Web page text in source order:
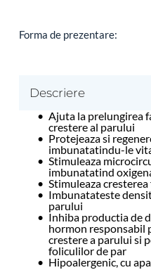
Forma de prezentare:
Descriere
Ajuta la prelungirea
crestere al parului
Protejeaza si
imbunatatindu-le
Stimuleaza
imbunatatind
Stimuleaza
Imbunatateste
parului
Inhiba productia de
hormon responsabil
crestere a parului si
foliculilor de par
Hipoalergenic, cu